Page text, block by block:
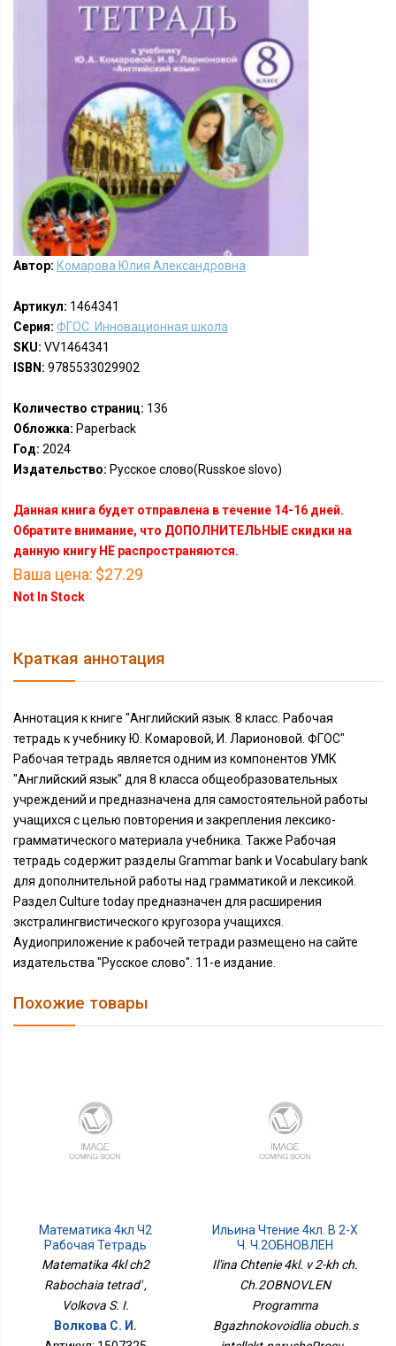
Автор: Комарова Юлия Александровна
Артикул: 1464341
Серия: ФГОС. Инновационная школа
SKU: VV1464341
ISBN: 9785533029902
Количество страниц: 136
Обложка: Paperback
Год: 2024
Издательство: Русское слово(Russkoe slovo)
Данная книга будет отправлена в течение 14-16 дней.
Обратите внимание, что ДОПОЛНИТЕЛЬНЫЕ скидки на
данную книгу НЕ распространяются.
Ваша цена: $27.29
Not In Stock
Краткая аннотация
Аннотация к книге "Английский язык. 8 класс. Рабочая
тетрадь к учебнику Ю. Комаровой, И. Ларионовой. ФГОС"
Рабочая тетрадь является одним из компонентов УМК
"Английский язык" для 8 класса общеобразовательных
учреждений и предназначена для самостоятельной работы
учащихся с целью повторения и закрепления лексико-
грамматического материала учебника. Также Рабочая
тетрадь содержит разделы Grammar bank и Vocabulary bank
для дополнительной работы над грамматикой и лексикой.
Раздел Culture today предназначен для расширения
экстралингвистического кругозора учащихся.
Аудиоприложение к рабочей тетради размещено на сайте
издательства "Русское слово". 11-е издание.
Похожие товары
Математика 4кл Ч2
Рабочая Тетрадь
Matematika 4kl ch2
Rabochaia tetrad' ,
Volkova S. I.
Волкова С. И.
Ильина Чтение 4кл. В 2-Х
Ч. Ч.2ОБНОВЛЕН
Программа
Il'ina Chtenie 4kl. v 2-kh ch.
Ch.2OBNOVLEN
Programma
Bgazhnokovoidlia obuch.s